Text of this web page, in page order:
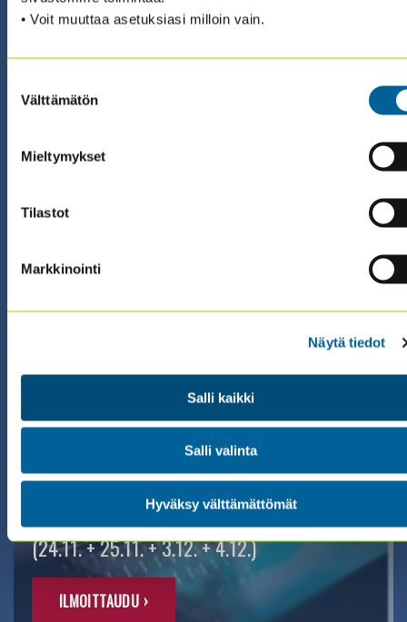
• Voit muuttaa asetuksiasi milloin vain.
valinta
Välttämätön
Mieltymykset
Tilastot
Markkinointi
Näytä tiedot
Salli kaikki
Salli valinta
Hyväksy välttämättömät
23.09.2026 08:30 / Valmennus (suomeksi)
SERTIFIKAATTIVALMENNUS 2026
24.11.2026 08:30 / Valmennus (suomeksi)
AUDITING THE CYBERSECURITY
PROGRAM – KYBERTURVALLISUUS
SERTIFIKAATTIVALMENNUS 2026
(24.11. + 25.11. + 3.12. + 4.12.)
ILMOITTAUDU ›